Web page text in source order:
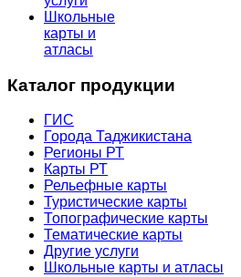
Школьные
карты и
атласы
Каталог продукции
ГИС
Города Таджикистана
Регионы РТ
Карты РТ
Рельефные карты
Туристические карты
Топографические карты
Тематические карты
Другие услуги
Школьные карты и атласы